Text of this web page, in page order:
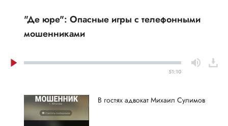
"Де юре": Опасные игры с телефонными
мошенниками
51:10
В гостях адвокат Михаил Сулимов